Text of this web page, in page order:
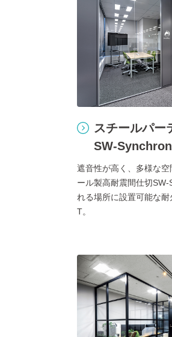
スチールパー
SW-
遮音性が高く、多様な
ール製高耐震間仕切
れる場所に設置可能な
T。